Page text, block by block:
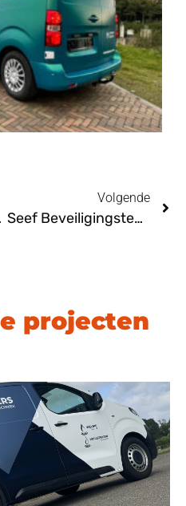
Volgende
Seef Beveiligingstechniek Milsbeek
projecten